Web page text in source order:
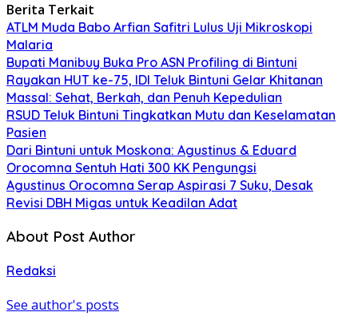
Berita Terkait
ATLM Muda Babo Arfian Safitri Lulus Uji Mikroskopi
Malaria
Bupati Manibuy Buka Pro ASN Profiling di Bintuni
Rayakan HUT ke-75, IDI Teluk Bintuni Gelar Khitanan
Massal: Sehat, Berkah, dan Penuh Kepedulian
RSUD Teluk Bintuni Tingkatkan Mutu dan Keselamatan
Pasien
Dari Bintuni untuk Moskona: Agustinus & Eduard
Orocomna Sentuh Hati 300 KK Pengungsi
Agustinus Orocomna Serap Aspirasi 7 Suku, Desak
Revisi DBH Migas untuk Keadilan Adat
About Post Author
Redaksi
See author's posts